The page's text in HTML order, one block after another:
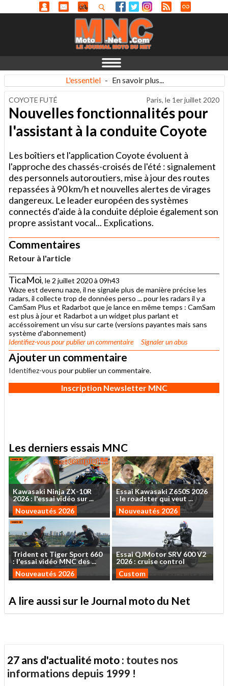
L'essentiel - En savoir plus...
COYOTE FUTÉ Paris, le 1er juillet 2020
Nouvelles fonctionnalités pour
l'assistant à la conduite Coyote
Les boîtiers et l'application Coyote évoluent à
l'approche des chassés-croisés de l'été : signalement
des personnels autoroutiers, mise à jour des routes
repassées à 90 km/h et nouvelles alertes de virages
dangereux. Le leader européen des systèmes
connectés d'aide à la conduite déploie également son
propre assistant vocal... Explications.
Commentaires
Retour à l'article
TicaMoi, le 2 juillet 2020 à 09h43
Waze est devenu naze, il ne signale plus de manière précise les
radars, il collecte trop de données perso ... pour les radars il y a
CamSam Plus et Radarbot que je lance en même temps : CamSam
est plus à jour et Radarbot a un widget plus parlant et
accéssoirement un visu sur carte (versions payantes mais sans
système d'abonnement)
Identifiez-vouspour publier un commentaire Signaler un abus
Ajouter un commentaire
Identifiez-vous pour publier un commentaire.
Inscription Newsletter MNC
Les derniers essais MNC
Kawasaki NinjaZX-10R
2026: l'essaividéo sur...
Nouveautés 2026
Essai KawasakiZ650S 2026
: le roadsterquiveut ...
Nouveautés 2026
Trident et TigerSport 660
: l'essaividéoMNCdes...
Nouveautés 2026
EssaiQJMotorSRV 600V2
2026 : cruise control
Custom
A lire aussi sur le Journal moto du Net
27 ans d'actualité moto : toutes nos
informations depuis 1999 !